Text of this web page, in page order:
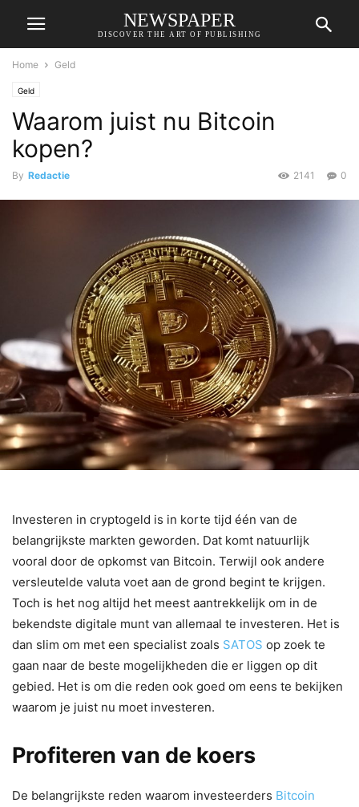
NEWSPAPER
DISCOVER THE ART OF PUBLISHING
Home Geld
Geld
Waarom juist nu Bitcoin
kopen?
By Redactie 0
2141
Investeren in cryptogeld is in korte tijd één van de
belangrijkste markten geworden. Dat komt natuurlijk
vooral door de opkomst van Bitcoin. Terwijl ook andere
versleutelde valuta voet aan de grond begint te krijgen.
Toch is het nog altijd het meest aantrekkelijk om in de
bekendste digitale munt van allemaal te investeren. Het is
dan slim om met een specialist zoals SATOS op zoek te
gaan naar de beste mogelijkheden die er liggen op dit
gebied. Het is om die reden ook goed om eens te bekijken
waarom je juist nu moet investeren.
Profiteren van de koers
De belangrijkste reden waarom investeerders Bitcoin